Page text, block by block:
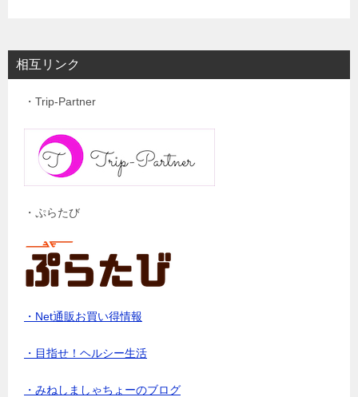
相互リンク
・Trip-Partner
・ぷらたび
・Net通販お買い得情報
・目指せ！ヘルシー生活
・みねしましゃちょーのブログ